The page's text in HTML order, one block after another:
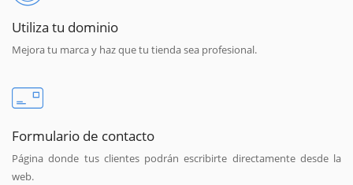
Utiliza tu dominio
Mejora tu marca y haz que tu tienda sea profesional.
Formulario de contacto
Página donde tus clientes podrán escribirte directamente desde la
web.